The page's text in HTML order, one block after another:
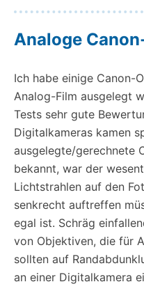
Analoge
Ich habe einige Canon-
Analog-Film ausgelegt
Tests sehr gute
Digitalkameras kamen
ausgelegte/gerechnete
bekannt, war der
Lichtstrahlen auf den
senkrecht auftreffen
egal ist. Schräg
von Objektiven, die für
sollten auf
an einer Digitalkamera